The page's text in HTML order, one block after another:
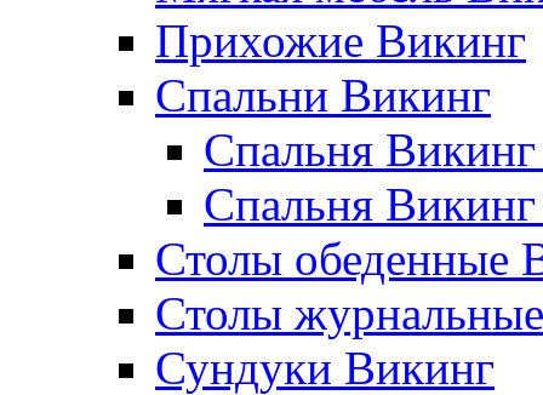
Прихожие Викинг
Спальни Викинг
Спальня
Спальня
Столы обеденные
Столы
Сундуки Викинг